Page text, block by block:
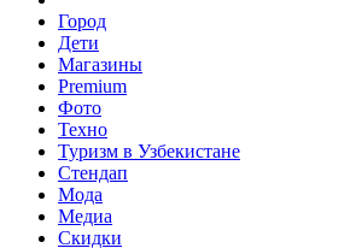
Город
Дети
Магазины
Premium
Фото
Техно
Туризм в Узбекистане
Стендап
Мода
Медиа
Скидки